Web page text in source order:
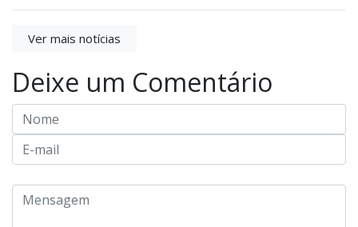
Ver mais notícias
Deixe um Comentário